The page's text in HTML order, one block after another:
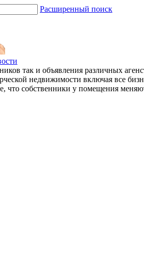
Расширенный поиск
так и объявления различных
недвижимости включая все
что собственники у помещения